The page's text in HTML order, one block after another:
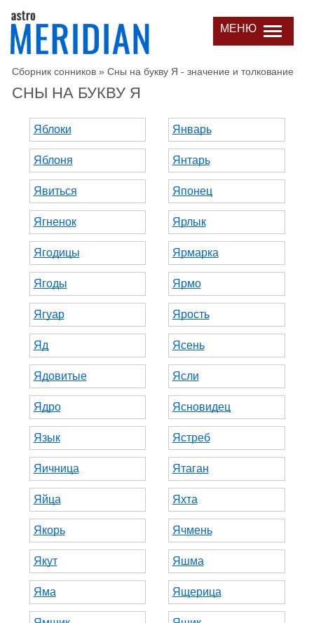
МЕНЮ
Сборник сонников » Сны на букву Я - значение и толкование
СНЫ НА БУКВУ Я
Яблоки
Яблоня
Явиться
Ягненок
Ягодицы
Ягоды
Ягуар
Яд
Ядовитые
Ядро
Язык
Яичница
Яйца
Якорь
Якут
Яма
Январь
Янтарь
Японец
Ярлык
Ярмарка
Ярмо
Ярость
Ясень
Ясли
Ясновидец
Ястреб
Ятаган
Яхта
Ячмень
Яшма
Ящерица